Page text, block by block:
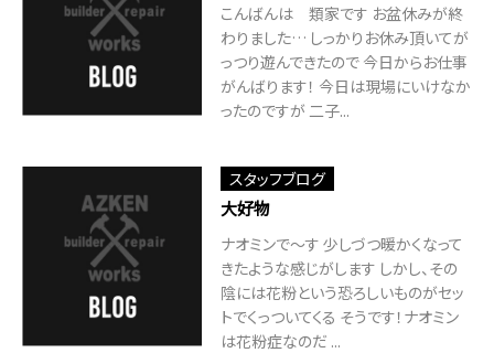
こんばんは 類家です お盆休みが終
わりました… しっかりお休み頂いてが
っつり遊んできたので 今日からお仕事
がんばります！ 今日は現場にいけなか
ったのですが 二子...
スタッフブログ
大好物
ナオミンで～す 少しづつ暖かくなって
きたような感じがします しかし、その
陰には花粉という恐ろしいものがセッ
トでくっついてくる そうです！ナオミン
は花粉症なのだ ...